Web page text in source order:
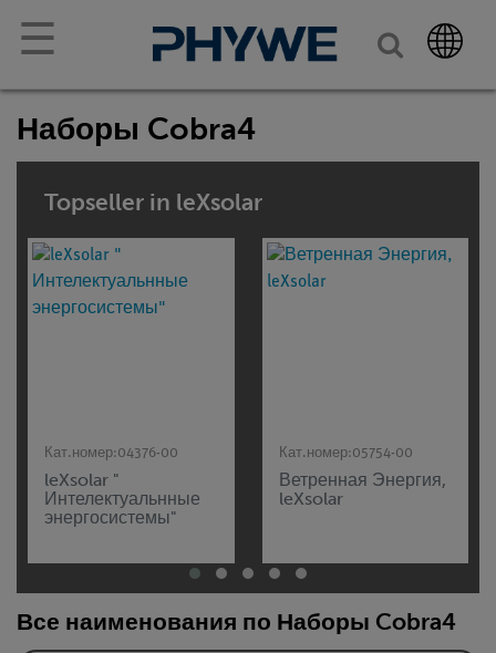
☰
Наборы Cobra4
Topseller in leXsolar
Кат.номер:04376-00
leXsolar "
Интелектуальнные
энергосистемы"
Кат.номер:05754-00
Ветренная Энергия,
leXsolar
Все наименования по Наборы Cobra4